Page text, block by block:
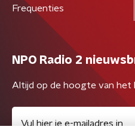
Frequenties
NPO Radio 2
Altijd op de hoogte van het